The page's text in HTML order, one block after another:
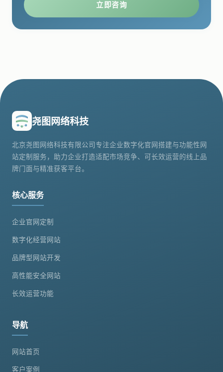
立即咨询
尧图网络科技
北京尧图网络科技有限公司专注企业数字化官网搭建与功能性网
站定制服务，助力企业打造适配市场竞争、可长效运营的线上品
牌门面与精准获客平台。
核心服务
企业官网定制
数字化经营网站
品牌型网站开发
高性能安全网站
长效运营功能
导航
网站首页
客户案例